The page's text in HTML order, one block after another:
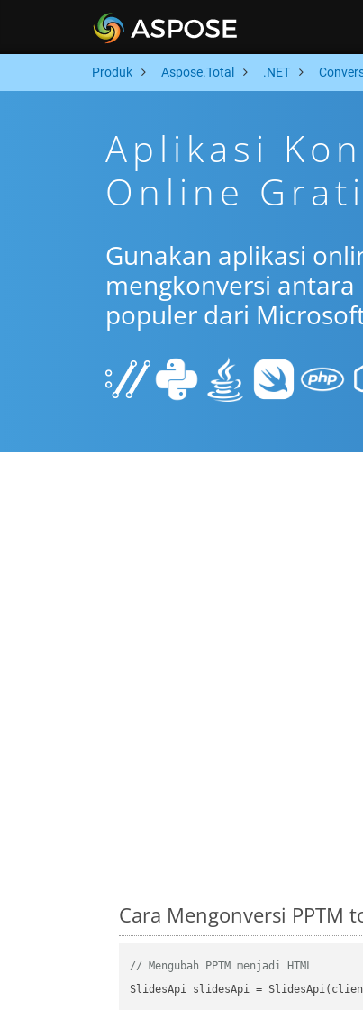
Produk Aspose.Total .NET
Aplikasi
Online
Gunakan aplikasi
mengkonversi
populer dari
Cara Mengonversi PPTM
// Mengubah PPTM menjadi HTML
SlidesApi slidesApi =